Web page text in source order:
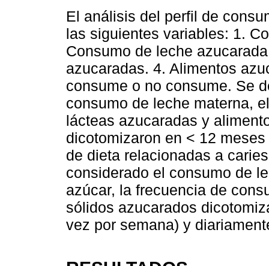
El análisis del perfil de
las siguientes variables: 1.
Consumo de leche
azucaradas. 4. Alimentos
consume o no consume. Se
consumo de leche materna,
lácteas azucaradas y
dicotomizaron en < 12
de dieta relacionadas a
considerado el consumo de
azúcar, la frecuencia de
sólidos azucarados
vez por semana) y